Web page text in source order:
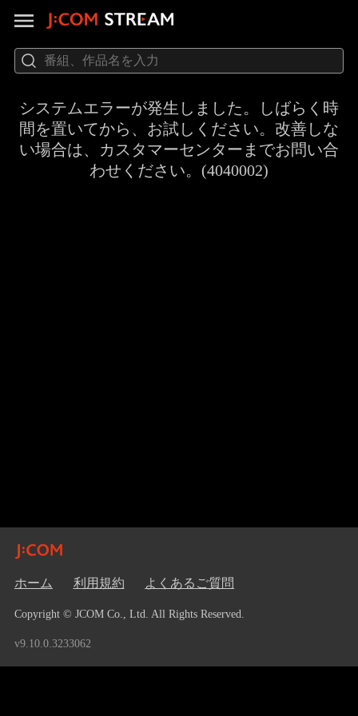
システムエラーが発生しました。しばらく時
間を置いてから、お試しください。改善しな
い場合は、カスタマーセンターまでお問い合
わせください。(4040002)
ホーム 利用規約 よくあるご質問
Copyright © JCOM Co., Ltd. All Rights Reserved.
v9.10.0.3233062